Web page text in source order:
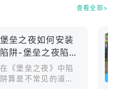
creations. Head to the
new featured Islands
the battlefield by
Opponent hiding behind a
to get the edge.
查看全部>
堡垒之夜如何安装
陷阱-堡垒之夜陷阱
怎么放
在《堡垒之夜》中陷
阱算是不常见的道具